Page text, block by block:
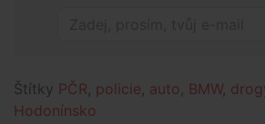
Štítky PČR policie auto BMW,
Hodonínsko